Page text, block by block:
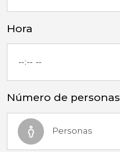
Hora
Número de personas
Personas